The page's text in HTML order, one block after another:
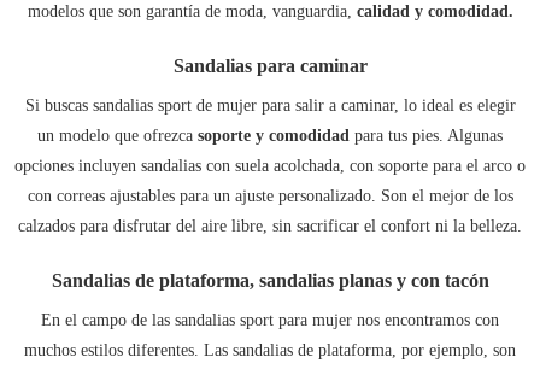
modelos que son garantía de moda, vanguardia, calidad y comodidad.
Sandalias para caminar
Si buscas sandalias sport de mujer para salir a caminar, lo ideal es elegir
un modelo que ofrezca soporte y comodidad para tus pies. Algunas
opciones incluyen sandalias con suela acolchada, con soporte para el arco o
con correas ajustables para un ajuste personalizado. Son el mejor de los
calzados para disfrutar del aire libre, sin sacrificar el confort ni la belleza.
Sandalias de plataforma, sandalias planas y con tacón
En el campo de las sandalias sport para mujer nos encontramos con
muchos estilos diferentes. Las sandalias de plataforma, por ejemplo, son